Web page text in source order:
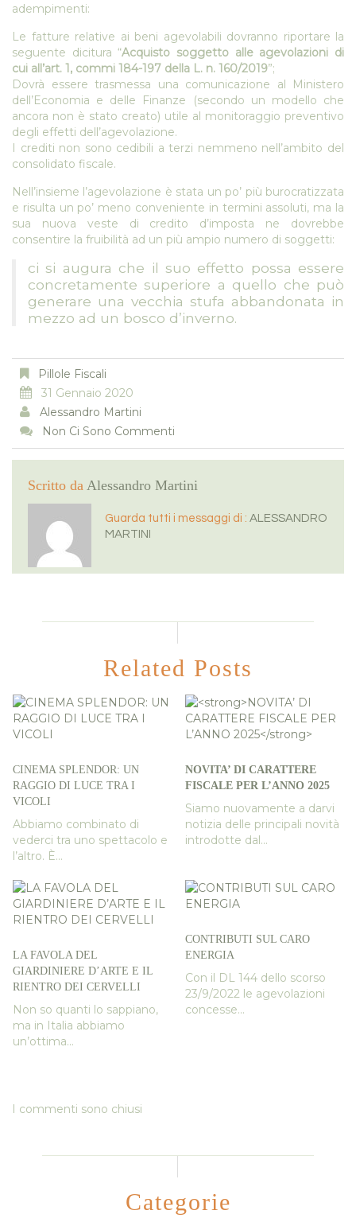
adempimenti:
Le fatture relative ai beni agevolabili dovranno riportare la
seguente dicitura “Acquisto soggetto alle agevolazioni di
cui all’art. 1, commi 184-197 della L. n. 160/2019”;
Dovrà essere trasmessa una comunicazione al Ministero
dell’Economia e delle Finanze (secondo un modello che
ancora non è stato creato) utile al monitoraggio preventivo
degli effetti dell’agevolazione.
I crediti non sono cedibili a terzi nemmeno nell’ambito del
consolidato fiscale.
Nell’insieme l’agevolazione è stata un po’ più burocratizzata
e risulta un po’ meno conveniente in termini assoluti, ma la
sua nuova veste di credito d’imposta ne dovrebbe
consentire la fruibilità ad un più ampio numero di soggetti:
ci si augura che il suo effetto possa essere
concretamente superiore a quello che può
generare una vecchia stufa abbandonata in
mezzo ad un bosco d’inverno.
Pillole Fiscali
31 Gennaio 2020
Alessandro Martini
Non Ci Sono Commenti
Scritto da Alessandro Martini
Guarda tutti i messaggi di : ALESSANDRO
MARTINI
Related Posts
CINEMA SPLENDOR: UN
RAGGIO DI LUCE TRA I
VICOLI
Abbiamo combinato di
vederci tra uno spettacolo e
l’altro. È...
NOVITA’ DI CARATTERE
FISCALE PER L’ANNO 2025
Siamo nuovamente a darvi
notizia delle principali novità
introdotte dal...
LA FAVOLA DEL
GIARDINIERE D’ARTE E IL
RIENTRO DEI CERVELLI
Non so quanti lo sappiano,
ma in Italia abbiamo
un’ottima...
CONTRIBUTI SUL CARO
ENERGIA
Con il DL 144 dello scorso
23/9/2022 le agevolazioni
concesse...
I commenti sono chiusi
Categorie